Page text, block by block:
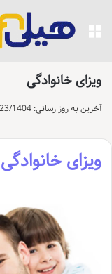
منو
ویزای خانوادگی
آخرین به روز رسانی: 07/23/1404
ویزای